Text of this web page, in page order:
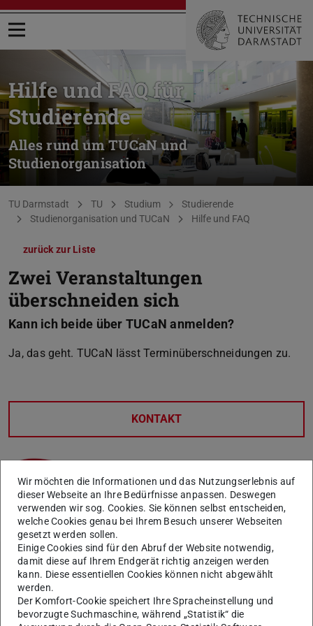
Menü öffnen
Hilfe und FAQ für
Studierende
Alles rund um TUCaN und
Studienorganisation
Sie befinden sich hier:
TU Darmstadt TU Studium
Studierende
Studienorganisation und TUCaN
Hilfe und FAQ
zurück zur Liste
Zwei Veranstaltungen
überschneiden sich
Kann ich beide über TUCaN anmelden?
Ja, das geht. TUCaN lässt Terminüberschneidungen zu.
KONTAKT
Weitere Artikel
Anmeldung zu einer Veranstaltung trotz
überschrittener max. Teilnehmerzahl
Wir möchten die Informationen und das Nutzungserlebnis auf
dieser Webseite an Ihre Bedürfnisse anpassen. Deswegen
verwenden wir sog. Cookies. Sie können selbst entscheiden,
welche Cookies genau bei Ihrem Besuch unserer Webseiten
gesetzt werden sollen.
Einige Cookies sind für den Abruf der Website notwendig,
damit diese auf Ihrem Endgerät richtig anzeigen werden
kann. Diese essentiellen Cookies können nicht abgewählt
werden.
Der Komfort-Cookie speichert Ihre Spracheinstellung und
bevorzugte Suchmaschine, während „Statistik“ die